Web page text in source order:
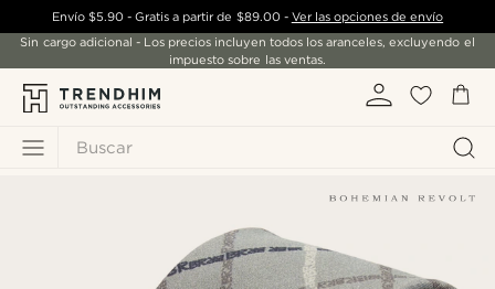
Buscar
Envío $5.90- Gratis a partir de $89.00- Ver las opciones de envío
Sin cargo adicional - Los precios incluyen todos los aranceles, excluyendo el
impuesto sobre las ventas.